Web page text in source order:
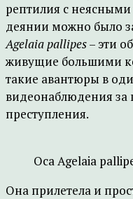
рептилия с
деянии можно было
Agelaia pallipes– эти
живущие большими
такие авантюры в
видеонаблюдения за
преступления.
Оса Agelaia
Она прилетела и